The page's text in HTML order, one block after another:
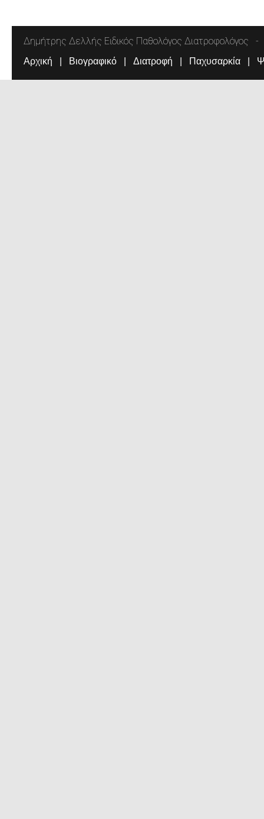
Δημήτρης Δελλής Ειδικός Παθολόγος Διατροφολόγος
Αρχική Βιογραφικό Διατροφή Παχυσαρκία